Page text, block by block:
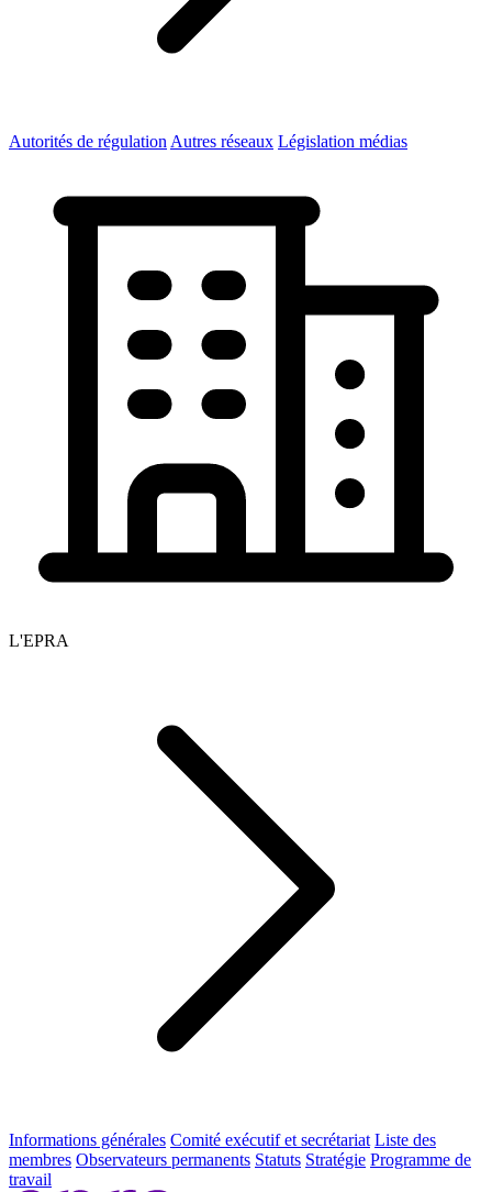
Autorités de régulation Autres réseaux Législation médias
L'EPRA
Informations générales Comité exécutif et secrétariat Liste des
membres Observateurs permanents Statuts Stratégie Programme de
travail